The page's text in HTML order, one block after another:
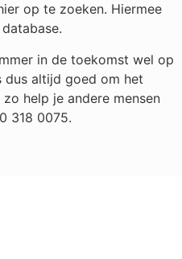
op te zoeken. Hiermee
in de toekomst wel op
dus altijd goed om het
help je andere mensen
318 0075.